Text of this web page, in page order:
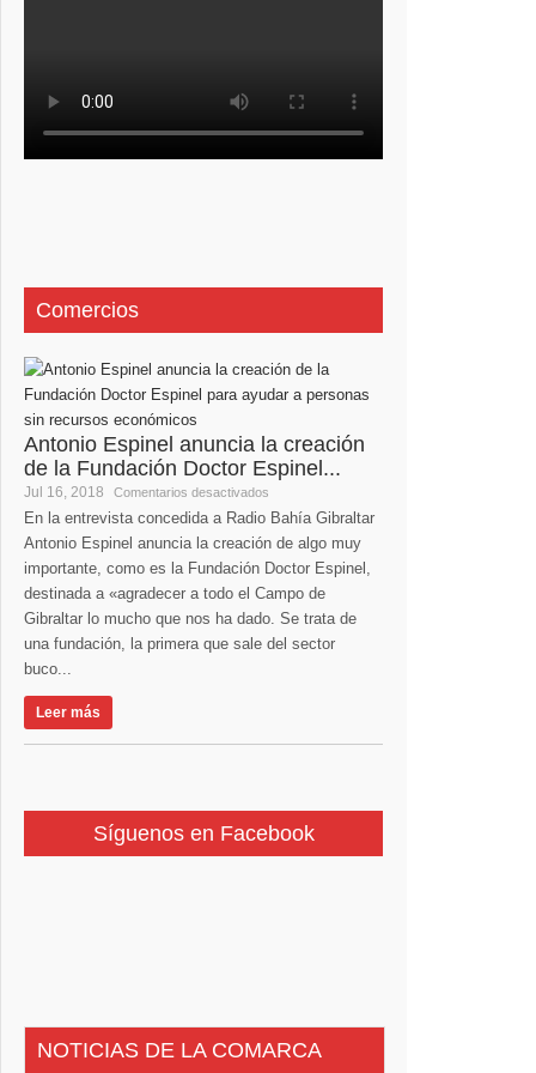
Comercios
Antonio Espinel anuncia la creación
de la Fundación Doctor Espinel...
Jul 16, 2018 Comentarios desactivados
En la entrevista concedida a Radio Bahía Gibraltar
Antonio Espinel anuncia la creación de algo muy
importante, como es la Fundación Doctor Espinel,
destinada a «agradecer a todo el Campo de
Gibraltar lo mucho que nos ha dado. Se trata de
una fundación, la primera que sale del sector
buco...
Leer más
Síguenos en Facebook
NOTICIAS DE LA COMARCA